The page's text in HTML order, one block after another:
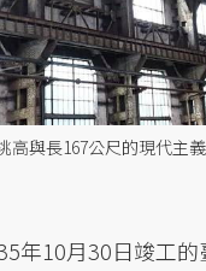
與長167公尺的現代主
年10月30日竣工